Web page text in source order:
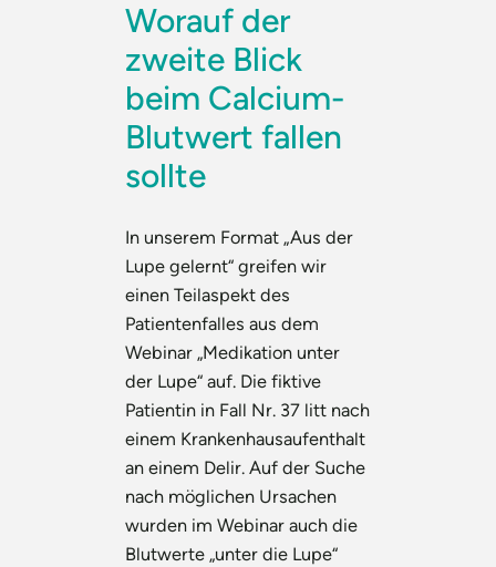
Worauf der
zweite Blick
beim Calcium-
Blutwert fallen
sollte
In unserem Format „Aus der
Lupe gelernt“ greifen wir
einen Teilaspekt des
Patientenfalles aus dem
Webinar „Medikation unter
der Lupe“ auf. Die fiktive
Patientin in Fall Nr. 37 litt nach
einem Krankenhausaufenthalt
an einem Delir. Auf der Suche
nach möglichen Ursachen
wurden im Webinar auch die
Blutwerte „unter die Lupe“